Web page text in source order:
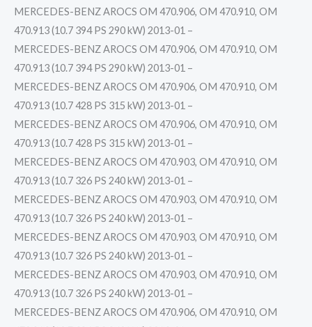
MERCEDES-BENZ AROCS OM 470.906, OM 470.910, OM
470.913 (10.7 394 PS 290 kW) 2013-01 –
MERCEDES-BENZ AROCS OM 470.906, OM 470.910, OM
470.913 (10.7 394 PS 290 kW) 2013-01 –
MERCEDES-BENZ AROCS OM 470.906, OM 470.910, OM
470.913 (10.7 428 PS 315 kW) 2013-01 –
MERCEDES-BENZ AROCS OM 470.906, OM 470.910, OM
470.913 (10.7 428 PS 315 kW) 2013-01 –
MERCEDES-BENZ AROCS OM 470.903, OM 470.910, OM
470.913 (10.7 326 PS 240 kW) 2013-01 –
MERCEDES-BENZ AROCS OM 470.903, OM 470.910, OM
470.913 (10.7 326 PS 240 kW) 2013-01 –
MERCEDES-BENZ AROCS OM 470.903, OM 470.910, OM
470.913 (10.7 326 PS 240 kW) 2013-01 –
MERCEDES-BENZ AROCS OM 470.903, OM 470.910, OM
470.913 (10.7 326 PS 240 kW) 2013-01 –
MERCEDES-BENZ AROCS OM 470.906, OM 470.910, OM